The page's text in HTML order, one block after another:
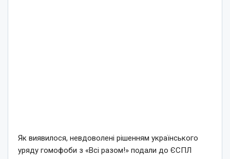
Як виявилося, невдоволені рішенням українського
уряду гомофоби з «Всі разом!» подали до ЄСПЛ